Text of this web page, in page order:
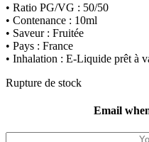
• Ratio PG/VG : 50/50
• Contenance : 10ml
• Saveur : Fruitée
• Pays : France
• Inhalation : E-Liquide prêt à
Rupture de stock
Email